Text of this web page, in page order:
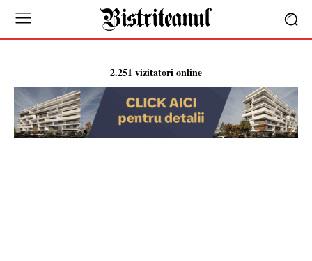
2.251 vizitatori online